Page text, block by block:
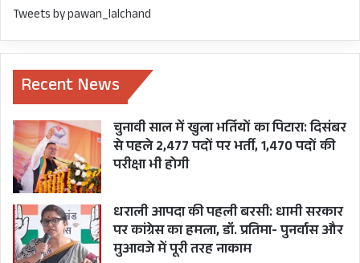
Tweets by pawan_lalchand
Recent News
चुनावी साल में खुला भर्तियों का पिटारा: दिसंबर
से पहले 2,477 पदों पर भर्ती, 1,470 पदों की
परीक्षा भी होगी
धराली आपदा की पहली बरसी: धामी सरकार
पर कांग्रेस का हमला, डॉ. प्रतिमा- पुनर्वास और
मुआवजे में पूरी तरह नाकाम